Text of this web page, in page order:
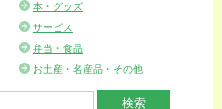
本・グッズ
サービス
弁当・食品
お土産・名産品・その他